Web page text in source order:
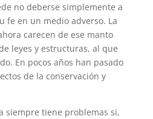
no deberse simplemente a
fe en un medio adverso. La
carecen de ese manto
leyes y estructuras, al que
En pocos años han pasado
de la conservación y
siempre tiene problemas si,